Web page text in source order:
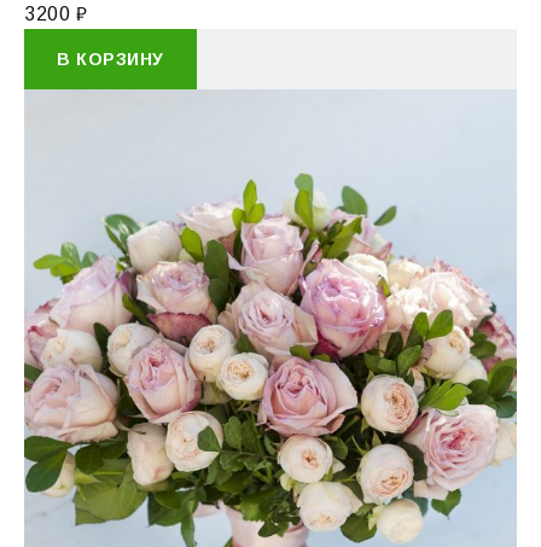
3200 ₽
В КОРЗИНУ